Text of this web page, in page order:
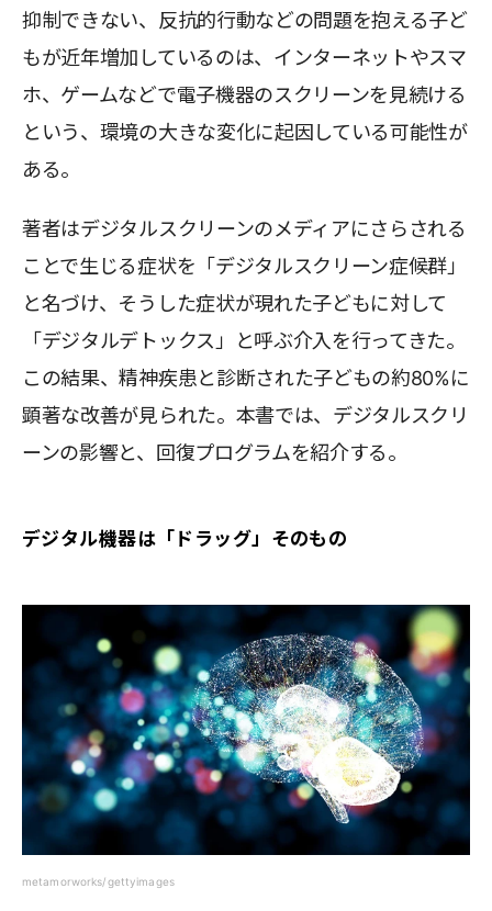
抑制できない、反抗的行動などの問題を抱える子ど
もが近年増加しているのは、インターネットやスマ
ホ、ゲームなどで電子機器のスクリーンを見続ける
という、環境の大きな変化に起因している可能性が
ある。
著者はデジタルスクリーンのメディアにさらされる
ことで生じる症状を「デジタルスクリーン症候群」
と名づけ、そうした症状が現れた子どもに対して
「デジタルデトックス」と呼ぶ介入を行ってきた。
この結果、精神疾患と診断された子どもの約80%に
顕著な改善が見られた。本書では、デジタルスクリ
ーンの影響と、回復プログラムを紹介する。
デジタル機器は「ドラッグ」そのもの
metamorworks/gettyimages